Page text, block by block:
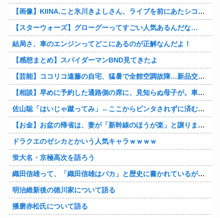
【画像】KIINA.こと氷川きよしさん、ライブを前にあたシコ欲全開www
【スターウォーズ】グローグーってすごい人気あるんだな…
結局さ、車のエンジンってどこにあるのが正解なんだよ！
【感想まとめ】スパイダーマンBND見てきたよ
【芸能】ココリコ遠藤の自宅、猛暑で全館空調故障…新品交換費300万円…高額費用に「高すぎる」
【相談】早めに予約した通路側の席に、見知らぬ母子が。車掌の呼びかけにも「目を閉じて無視」して居座られました。無理やり奪われた席は、結局“やったもん勝ち”になってしまうのでしょうか？
佐山聡「はいじゃ蹴ってみ」←ここからビンタされずに済む方法
【お金】お盆の帰省は、妻が「新幹線のほうが楽」と譲りません。東京から大阪まで家族4人だと往復「10万円」近くかかるため、私は車で節約したいのですが、実際の費用はどれくらい違うのでしょうか？
ドラクエのゼシカとかいう人気キャラｗｗｗｗ
蛍大名・京極高次を語ろう
織田信雄って、「織田信雄はバカ」と歴史に書かれているが今まで家が残っているんでバカではないよな？
明治維新後の徳川家について語る
播磨赤松氏について語る